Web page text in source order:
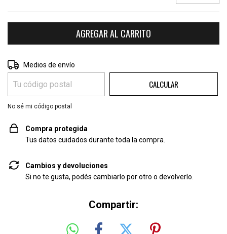
Entregas para el CP:
Medios de envío
CALCULAR
No sé mi código postal
Compra protegida
Tus datos cuidados durante toda la compra.
Cambios y devoluciones
Si no te gusta, podés cambiarlo por otro o devolverlo.
Compartir: